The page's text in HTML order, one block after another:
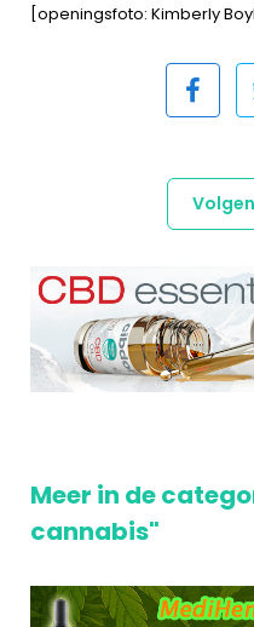
[openingsfoto: Kimberly
Meer in de
cannabis"